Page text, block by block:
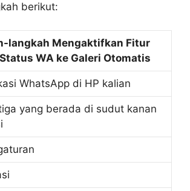
berikut:
langkah Mengaktifkan Fitur
WA ke Galeri Otomatis
WhatsApp di HP kalian
yang berada di sudut kanan